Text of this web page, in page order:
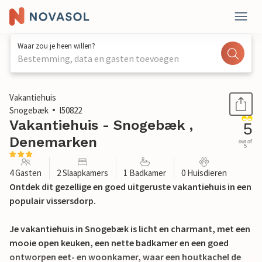
Waar zou je heen willen?
Bestemming, data en gasten toevoegen
1 / 15
Vakantiehuis
Snogebæk
I50822
Vakantiehuis - Snogebæk ,
Denemarken
5
out of
5
4 Gasten 2 Slaapkamers 1 Badkamer 0 Huisdieren
Ontdek dit gezellige en goed uitgeruste vakantiehuis in een
populair vissersdorp.
Je vakantiehuis in Snogebæk is licht en charmant, met een
mooie open keuken, een nette badkamer en een goed
ontworpen eet- en woonkamer, waar een houtkachel de